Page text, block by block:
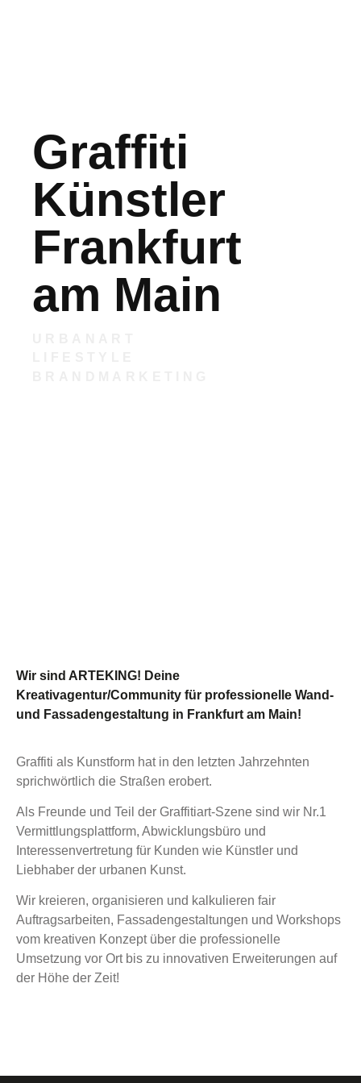
Graffiti
Künstler
Frankfurt
am Main
Wir sind ARTEKING! Deine
Kreativagentur/Community für professionelle Wand-
und Fassadengestaltung in Frankfurt am Main!
Graffiti als Kunstform hat in den letzten Jahrzehnten
sprichwörtlich die Straßen erobert.
Als Freunde und Teil der Graffitiart-Szene sind wir Nr.1
Vermittlungsplattform, Abwicklungsbüro und
Interessenvertretung für Kunden wie Künstler und
Liebhaber der urbanen Kunst.
Wir kreieren, organisieren und kalkulieren fair
Auftragsarbeiten, Fassadengestaltungen und Workshops
vom kreativen Konzept über die professionelle
Umsetzung vor Ort bis zu innovativen Erweiterungen auf
der Höhe der Zeit!